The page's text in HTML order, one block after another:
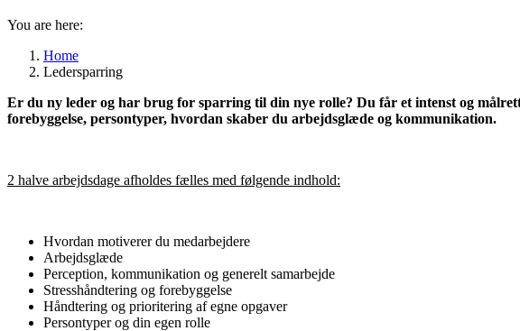
You are here:
Home
Ledersparring
Er du ny leder og har brug for sparring til din nye rolle? Du får et intenst og
forebyggelse, persontyper, hvordan skaber du arbejdsglæde og kommunikation.
2 halve arbejdsdage afholdes fælles med følgende indhold:
Hvordan motiverer du medarbejdere
Arbejdsglæde
Perception, kommunikation og generelt samarbejde
Stresshåndtering og forebyggelse
Håndtering og prioritering af egne opgaver
Persontyper og din egen rolle